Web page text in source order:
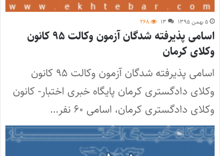
۵ بهمن ۱۳۹۵ ۱۳ ۲۶۸
اسامی پذیرفته شدگان آزمون وکالت ۹۵ کانون
وکلای کرمان
اسامی پذیرفته شدگان آزمون وکالت ۹۵ کانون
وکلای دادگستری کرمان پایگاه خبری اختبار- کانون
وکلای دادگستری کرمان، اسامی ۶۰ نفر…